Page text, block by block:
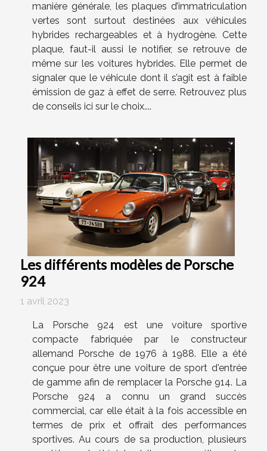
manière générale, les plaques d’immatriculation
vertes sont surtout destinées aux véhicules
hybrides rechargeables et à hydrogène. Cette
plaque, faut-il aussi le notifier, se retrouve de
même sur les voitures hybrides. Elle permet de
signaler que le véhicule dont il s’agit est à faible
émission de gaz à effet de serre. Retrouvez plus
de conseils ici sur le choix....
Les différents modèles de Porsche
924
1 avril 2023
La Porsche 924 est une voiture sportive
compacte fabriquée par le constructeur
allemand Porsche de 1976 à 1988. Elle a été
conçue pour être une voiture de sport d'entrée
de gamme afin de remplacer la Porsche 914. La
Porsche 924 a connu un grand succès
commercial, car elle était à la fois accessible en
termes de prix et offrait des performances
sportives. Au cours de sa production, plusieurs